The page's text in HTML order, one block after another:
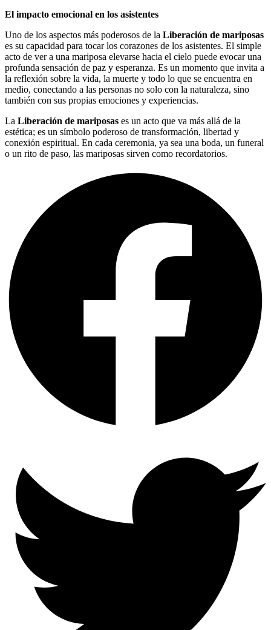
El impacto emocional en los asistentes
Uno de los aspectos más poderosos de la Liberación de mariposas
es su capacidad para tocar los corazones de los asistentes. El simple
acto de ver a una mariposa elevarse hacia el cielo puede evocar una
profunda sensación de paz y esperanza. Es un momento que invita a
la reflexión sobre la vida, la muerte y todo lo que se encuentra en
medio, conectando a las personas no solo con la naturaleza, sino
también con sus propias emociones y experiencias.
La Liberación de mariposas es un acto que va más allá de la
estética; es un símbolo poderoso de transformación, libertad y
conexión espiritual. En cada ceremonia, ya sea una boda, un funeral
o un rito de paso, las mariposas sirven como recordatorios.